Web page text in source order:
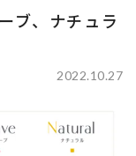
ブ、ナチュラ
2022.10.27